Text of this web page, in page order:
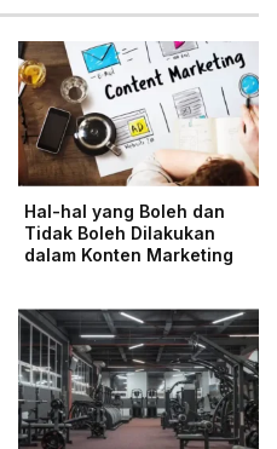
Hal-hal yang Boleh dan
Tidak Boleh Dilakukan
dalam Konten Marketing